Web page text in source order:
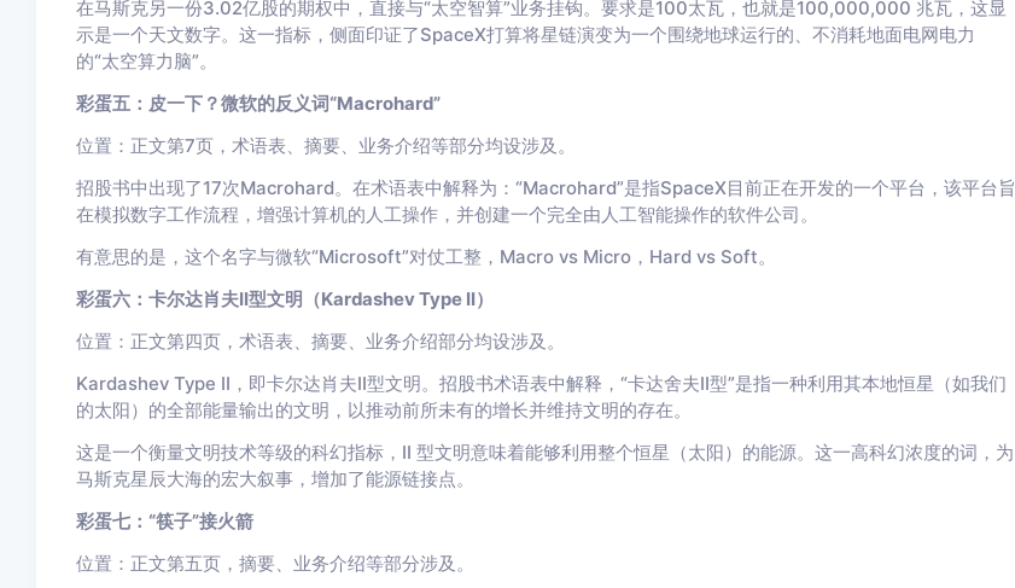
在马斯克另一份3.02亿股的期权中，直接与“太空智算”业务挂钩。要求是100太瓦，也就是100,000,000 兆瓦，这显
示是一个天文数字。这一指标，侧面印证了SpaceX打算将星链演变为一个围绕地球运行的、不消耗地面电网电力
的“太空算力脑”。
彩蛋五：皮一下？微软的反义词“Macrohard”
位置：正文第7页，术语表、摘要、业务介绍等部分均设涉及。
招股书中出现了17次Macrohard。在术语表中解释为：“Macrohard”是指SpaceX目前正在开发的一个平台，该平台旨
在模拟数字工作流程，增强计算机的人工操作，并创建一个完全由人工智能操作的软件公司。
有意思的是，这个名字与微软“Microsoft”对仗工整，Macro vs Micro，Hard vs Soft。
彩蛋六：卡尔达肖夫II型文明（Kardashev Type II）
位置：正文第四页，术语表、摘要、业务介绍部分均设涉及。
Kardashev Type II，即卡尔达肖夫II型文明。招股书术语表中解释，“卡达舍夫II型”是指一种利用其本地恒星（如我们
的太阳）的全部能量输出的文明，以推动前所未有的增长并维持文明的存在。
这是一个衡量文明技术等级的科幻指标，II 型文明意味着能够利用整个恒星（太阳）的能源。这一高科幻浓度的词，为
马斯克星辰大海的宏大叙事，增加了能源链接点。
彩蛋七：“筷子”接火箭
位置：正文第五页，摘要、业务介绍等部分涉及。